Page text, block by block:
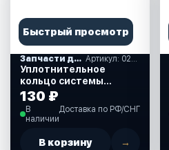
Быстрый просмотр
Запчасти для гидравличнских систем рулевого управления Артикул: 029620
Уплотнительное
кольцо системы
гидравлического
рулевого управления
SeaStar (029620)
130 ₽
В
наличии
Доставка по РФ/СНГ
В корзину →